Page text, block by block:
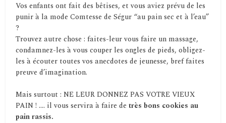
Vos enfants ont fait des bêtises, et vous aviez prévu de les
punir à la mode Comtesse de Ségur “au pain sec et à l’eau”
?
Trouvez autre chose : faites-leur vous faire un massage,
condamnez-les à vous couper les ongles de pieds, obligez-
les à écouter toutes vos anecdotes de jeunesse, bref faites
preuve d’imagination.
Mais surtout : NE LEUR DONNEZ PAS VOTRE VIEUX
PAIN ! …. il vous servira à faire detrès bons cookies au
pain rassis.